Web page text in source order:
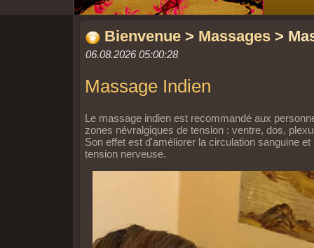
Bienvenue > Massages >
06.08.2026 05:00:28
Massage Indien
Le massage indien est recommandé aux
zones névralgiques de tension : ventre, dos,
Son effet est d'améliorer la circulation sanguine
tension nerveuse.